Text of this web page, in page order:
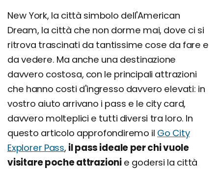
New York, la città simbolo dell'American
Dream, la città che non dorme mai, dove ci si
ritrova trascinati da tantissime cose da fare e
da vedere. Ma anche una destinazione
davvero costosa, con le principali attrazioni
che hanno costi d'ingresso davvero elevati: in
vostro aiuto arrivano i pass e le city card,
davvero molteplici e tutti diversi tra loro. In
questo articolo approfondiremo il Go City
Explorer Pass, il pass ideale per chi vuole
visitare poche attrazioni e godersi la città